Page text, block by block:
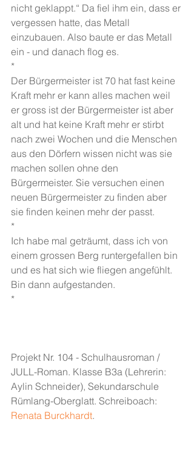
nicht geklappt.“ Da fiel ihm ein, dass er
vergessen hatte, das Metall
einzubauen. Also baute er das Metall
ein - und danach flog es.
*
Der Bürgermeister ist 70 hat fast keine
Kraft mehr er kann alles machen weil
er gross ist der Bürgermeister ist aber
alt und hat keine Kraft mehr er stirbt
nach zwei Wochen und die Menschen
aus den Dörfern wissen nicht was sie
machen sollen ohne den
Bürgermeister. Sie versuchen einen
neuen Bürgermeister zu finden aber
sie finden keinen mehr der passt.
*
Ich habe mal geträumt, dass ich von
einem grossen Berg runtergefallen bin
und es hat sich wie fliegen angefühlt.
Bin dann aufgestanden.
*
Projekt Nr. 104 - Schulhausroman /
JULL-Roman. Klasse B3a (Lehrerin:
Aylin Schneider), Sekundarschule
Rümlang-Oberglatt. Schreiboach:
Renata Burckhardt.